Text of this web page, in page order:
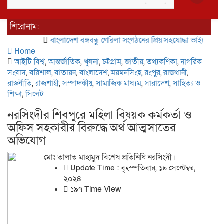
navigation
শিরোনাম:
বাংলাদেশ বঙ্গবন্ধু গেরিলা সংগঠনের প্রিয় সহযোদ্ধা ভাইদের
Home
আইটি বিশ্ব,আন্তর্জাতিক,খুলনা,চট্টগ্রাম,জাতীয়,তথ্যকণিকা,নাগরিক
সংবাদ,বরিশাল,বাতায়ন,বাংলাদেশ,ময়মনসিংহ,রংপুর,রাজধানী,
রাজনীতি,রাজশাহী,সম্পাদকীয়,সামাজিক মাধ্যম,সারাদেশ,সাহিত্য ও
শিক্ষা,সিলেট
নরসিংদীর শিবপুরে মহিলা বিষয়ক কর্মকর্তা ও
অফিস সহকারীর বিরুদ্ধে অর্থ আত্মসাতের
অভিযোগ
মোঃ তালাত মাহামুদ বিশেষ প্রতিনিধি নরসিংদী।
Update Time : বৃহস্পতিবার, ১৯ সেপ্টেম্বর,
২০২৪
১৯৭ Time View